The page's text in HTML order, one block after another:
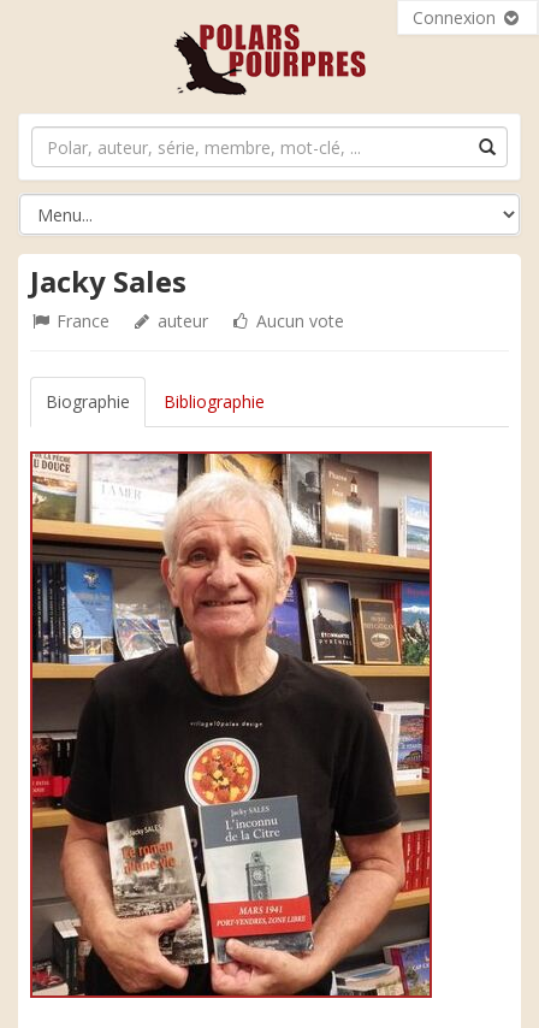
Connexion
Jacky Sales
France auteur Aucun vote
Biographie Bibliographie